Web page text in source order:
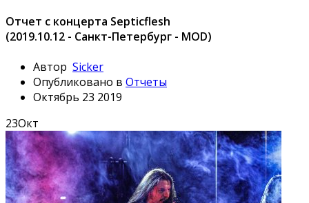
Отчет с концерта Septicflesh
(2019.10.12 - Санкт-Петербург - MOD)
Автор Sicker
Опубликовано в Отчеты
Октябрь 23 2019
23Окт